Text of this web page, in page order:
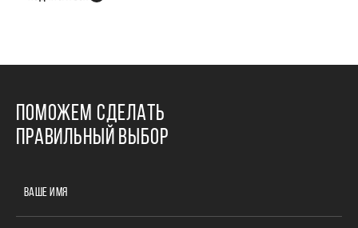
ПОМОЖЕМ СДЕЛАТЬ
ПРАВИЛЬНЫЙ ВЫБОР
ВАШЕ ИМЯ